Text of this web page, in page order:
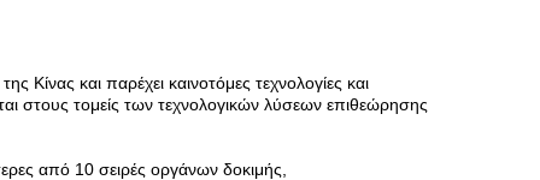
και παρέχει καινοτόμες τεχνολογίες και
στους τομείς των τεχνολογικών λύσεων επιθεώρησης
από 10 σειρές οργάνων δοκιμής,